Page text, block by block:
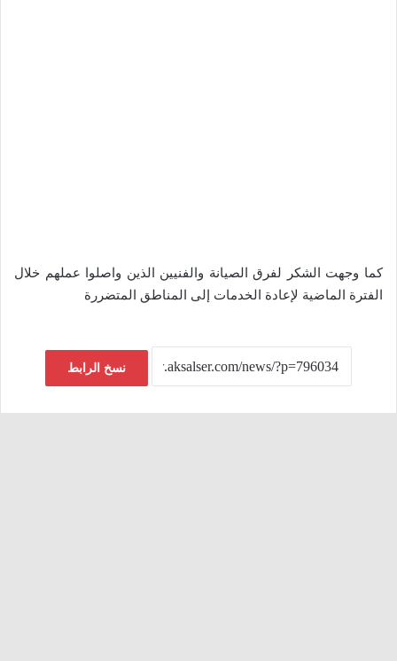
كما وجهت الشكر لفرق الصيانة والفنيين الذين واصلوا عملهم خلال
الفترة الماضية لإعادة الخدمات إلى المناطق المتضررة
نسخ الرابط